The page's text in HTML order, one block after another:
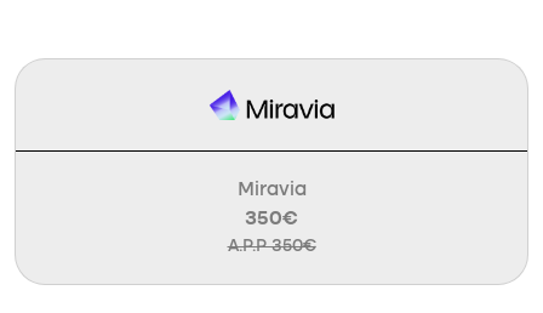
Miravia
350€
A.P.P 350€